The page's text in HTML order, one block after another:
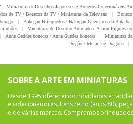
- Miniaturas de Desenhos Japoneses e Bonecos Colecionáveis
de TV / Bonecos da TV / Miniaturas da Televisão |
| Bakugan Brinquedos / Bakugan Guerreiros da Batalha
|
Miniaturas de Desenho Animado e Action Figures
| Anne Geddes bonecas / Anne Guedes bonecas |
Miniaturas
Dragão / Mcfarlane Dragons
|
SOBRE A ARTE EM MINIATURAS
Desde 1995 oferecendo novidades e
e colecionadores. Itens retro (anos 80),
e de várias marcas. Compramos